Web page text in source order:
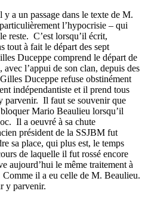
a un passage dans le texte de M.
l’hypocrisie – qui
reste. C’est lorsqu’il écrit,
tout à fait le départ des sept
Duceppe comprend le départ de
l’appui de son clan, depuis des
Duceppe refuse obstinément
indépendantiste et il prend tous
parvenir. Il faut se souvenir que
Mario Beaulieu lorsqu’il
Il a oeuvré à sa chute
président de la SSJBM fut
sa place, qui plus est, le temps
de laquelle il fut rossé encore
aujourd’hui le même traitement à
il a eu celle de M. Beaulieu.
y parvenir.